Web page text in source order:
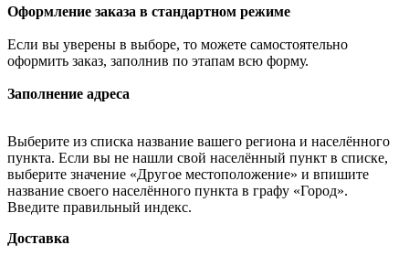
Оформление заказа в стандартном режиме
Если вы уверены в выборе, то можете самостоятельно
оформить заказ, заполнив по этапам всю форму.
Заполнение адреса
Выберите из списка название вашего региона и населённого
пункта. Если вы не нашли свой населённый пункт в списке,
выберите значение «Другое местоположение» и впишите
название своего населённого пункта в графу «Город».
Введите правильный индекс.
Доставка